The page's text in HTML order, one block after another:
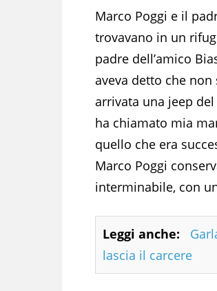
Marco Poggi e il
trovavano in un
padre dell’amico
aveva detto che
arrivata una jeep
ha chiamato mia
quello che era
Marco Poggi
interminabile, con
Leggi anche:
lascia il carcere